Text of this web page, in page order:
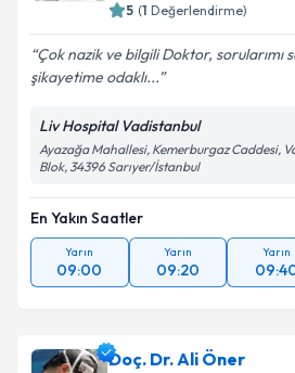
5 (1 Değerlendirme)
Çok nazik ve bilgili Doktor, sorularımı
şikayetime odaklı...
Liv Hospital Vadistanbul
Ayazağa Mahallesi, Kemerburgaz Caddesi,
Blok, 34396 Sarıyer/İstanbul
En Yakın Saatler
Yarın
09:00
Yarın
09:20
Yarın
Doç. Dr. Ali Öner